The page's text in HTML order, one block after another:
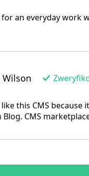
an everyday work
Wilson
like this CMS
Blog. CMS